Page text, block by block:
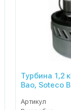
Турбина 1,2
Bao, Soteco
Артикул